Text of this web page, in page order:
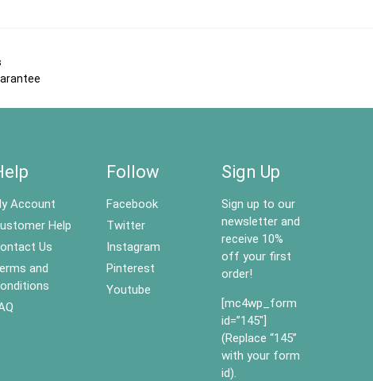
Account
Help
Us
and
Follow
Facebook
Twitter
Instagram
Pinterest
Youtube
Sign Up
Sign up to our
newsletter and
receive 10%
off your first
order!
[mc4wp_form
id=”145″]
(Replace “145”
with your form
id).